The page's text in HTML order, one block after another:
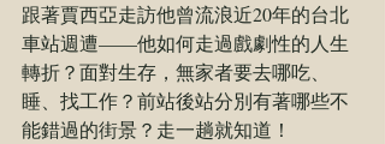
跟著賈西亞走訪他曾流浪近20年的台北
車站週遭——他如何走過戲劇性的人生
轉折？面對生存，無家者要去哪吃、
睡、找工作？前站後站分別有著哪些不
能錯過的街景？走一趟就知道！